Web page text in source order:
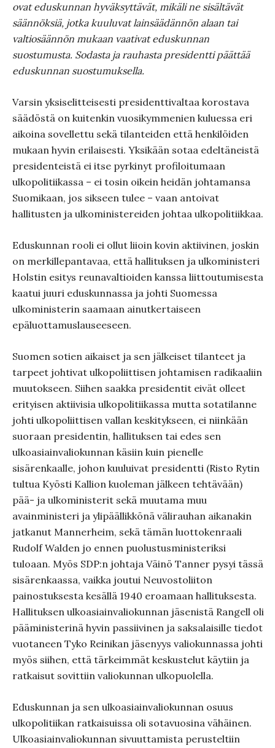
ovat eduskunnan hyväksyttävät, mikäli ne sisältävät
säännöksiä, jotka kuuluvat lainsäädännön alaan tai
valtiosäännön mukaan vaativat eduskunnan
suostumusta. Sodasta ja rauhasta presidentti päättää
eduskunnan suostumuksella.
Varsin yksiselitteisesti presidenttivaltaa korostava
säädöstä on kuitenkin vuosikymmenien kuluessa eri
aikoina sovellettu sekä tilanteiden että henkilöiden
mukaan hyvin erilaisesti. Yksikään sotaa edeltäneistä
presidenteistä ei itse pyrkinyt profiloitumaan
ulkopolitiikassa – ei tosin oikein heidän johtamansa
Suomikaan, jos sikseen tulee – vaan antoivat
hallitusten ja ulkoministereiden johtaa ulkopolitiikkaa.
Eduskunnan rooli ei ollut liioin kovin aktiivinen, joskin
on merkillepantavaa, että hallituksen ja ulkoministeri
Holstin esitys reunavaltioiden kanssa liittoutumisesta
kaatui juuri eduskunnassa ja johti Suomessa
ulkoministerin saamaan ainutkertaiseen
epäluottamuslauseeseen.
Suomen sotien aikaiset ja sen jälkeiset tilanteet ja
tarpeet johtivat ulkopoliittisen johtamisen radikaaliin
muutokseen. Siihen saakka presidentit eivät olleet
erityisen aktiivisia ulkopolitiikassa mutta sotatilanne
johti ulkopoliittisen vallan keskitykseen, ei niinkään
suoraan presidentin, hallituksen tai edes sen
ulkoasiainvaliokunnan käsiin kuin pienelle
sisärenkaalle, johon kuuluivat presidentti (Risto Rytin
tultua Kyösti Kallion kuoleman jälkeen tehtävään)
pää- ja ulkoministerit sekä muutama muu
avainministeri ja ylipäällikkönä välirauhan aikanakin
jatkanut Mannerheim, sekä tämän luottokenraali
Rudolf Walden jo ennen puolustusministeriksi
tuloaan. Myös SDP:n johtaja Väinö Tanner pysyi tässä
sisärenkaassa, vaikka joutui Neuvostoliiton
painostuksesta kesällä 1940 eroamaan hallituksesta.
Hallituksen ulkoasiainvaliokunnan jäsenistä Rangell oli
pääministerinä hyvin passiivinen ja saksalaisille tiedot
vuotaneen Tyko Reinikan jäsenyys valiokunnassa johti
myös siihen, että tärkeimmät keskustelut käytiin ja
ratkaisut sovittiin valiokunnan ulkopuolella.
Eduskunnan ja sen ulkoasiainvaliokunnan osuus
ulkopolitiikan ratkaisuissa oli sotavuosina vähäinen.
Ulkoasiainvaliokunnan sivuuttamista perusteltiin